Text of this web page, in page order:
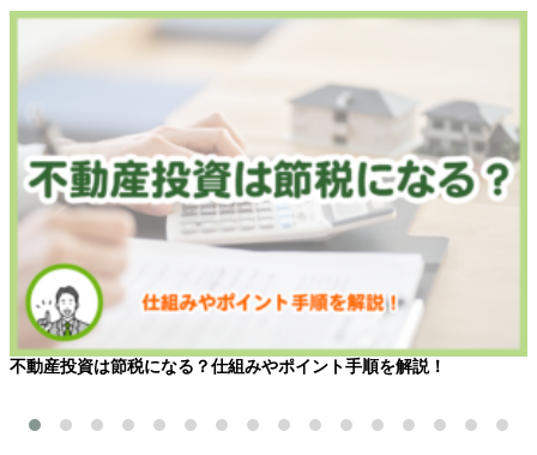
不動産投資は節税になる？仕組みやポイント手順を解説！